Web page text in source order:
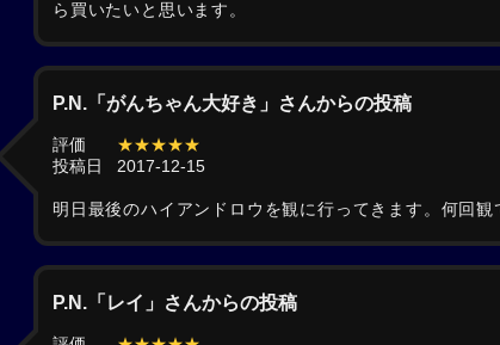
ら買いたいと思います。
P.N.「がんちゃん大好き」さんからの投稿
評価
★★★★★
投稿日
2017-12-15
明日最後のハイアンドロウを観に行ってきます。何回観
P.N.「レイ」さんからの投稿